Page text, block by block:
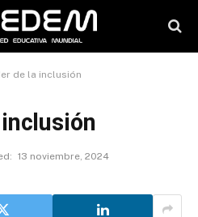
de la inclusión
13 noviembre, 2024